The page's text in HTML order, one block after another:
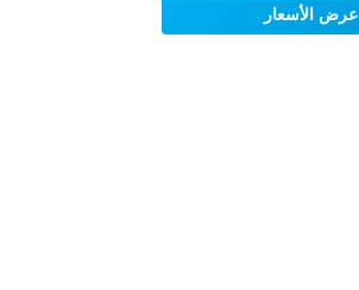
عرض الأسعار